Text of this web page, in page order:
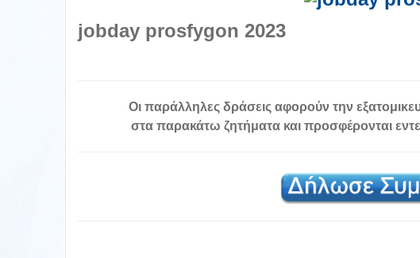
jobday prosfygon 2023
Οι παράλληλες δράσεις αφορούν την
στα παρακάτω ζητήματα και προσφέρονται